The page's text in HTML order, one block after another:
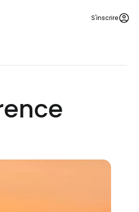
S'inscrire